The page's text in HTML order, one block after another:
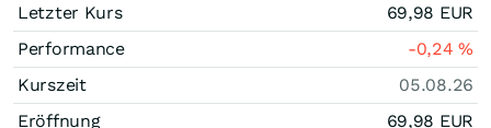
Letzter Kurs
69,98 EUR
Performance
-0,24%
Kurszeit
05.08.26
Eröffnung
69,98 EUR